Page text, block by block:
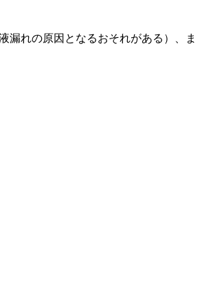
漏れの原因となるおそれがある）、ま